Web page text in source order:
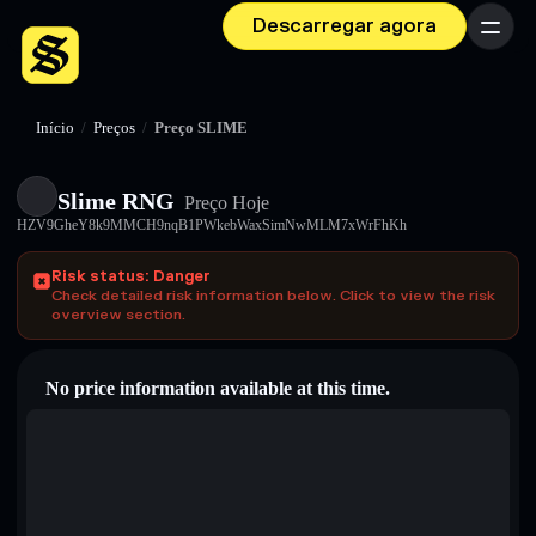
Descarregar agora Menu
Início / Preços / Preço SLIME
Slime RNG Preço Hoje
HZV9GheY8k9MMCH9nqB1PWkebWaxSimNwMLM7xWrFhKh
Risk status: Danger
Check detailed risk information below. Click to view the risk
overview section.
No price information available at this time.